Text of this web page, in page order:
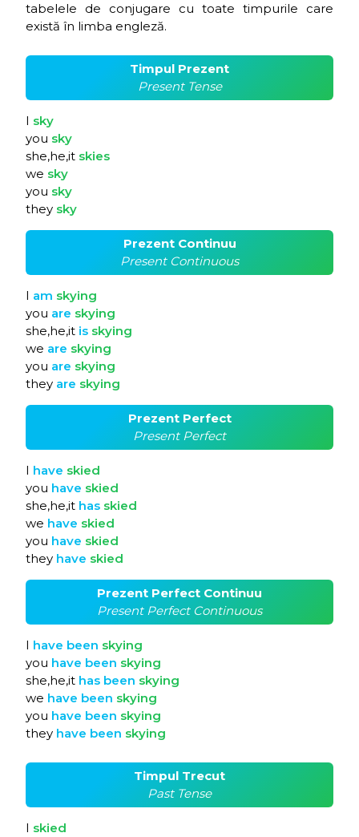
tabelele de conjugare cu toate timpurile care
există în limba engleză.
Timpul Prezent
Present Tense
I sky
you sky
she,he,it skies
we sky
you sky
they sky
Prezent Continuu
Present Continuous
I am skying
you are skying
she,he,it is skying
we are skying
you are skying
they are skying
Prezent Perfect
Present Perfect
I have skied
you have skied
she,he,it has skied
we have skied
you have skied
they have skied
Prezent Perfect Continuu
Present Perfect Continuous
I have been skying
you have been skying
she,he,it has been skying
we have been skying
you have been skying
they have been skying
Timpul Trecut
Past Tense
I skied